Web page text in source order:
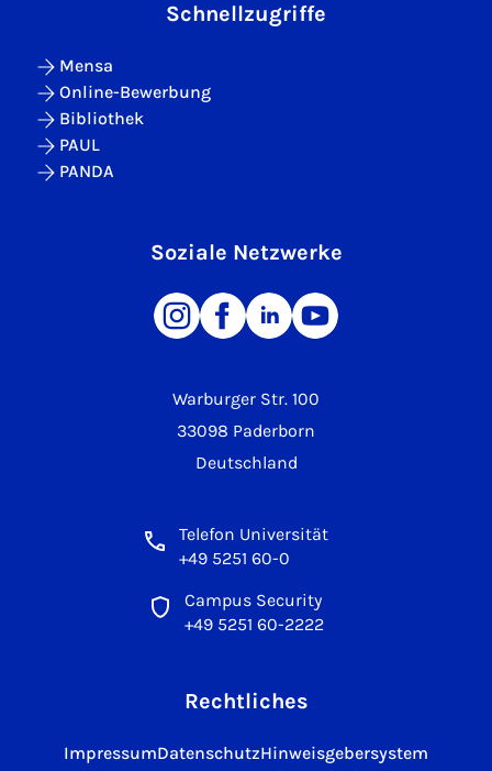
Warburger Str. 100
33098 Paderborn
Deutschland
Telefon Universität
+49 5251 60-0
Campus Security
+49 5251 60-2222
Schnellzugriffe
Mensa
Online-Bewerbung
Bibliothek
PAUL
PANDA
Soziale Netzwerke
Rechtliches
ImpressumDatenschutzHinweisgebersystem